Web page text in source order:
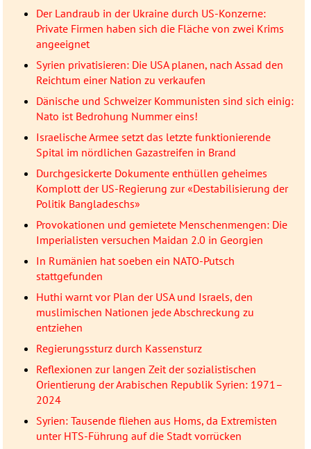
Der Landraub in der Ukraine durch US-Konzerne:
Private Firmen haben sich die Fläche von zwei Krims
angeeignet
Syrien privatisieren: Die USA planen, nach Assad den
Reichtum einer Nation zu verkaufen
Dänische und Schweizer Kommunisten sind sich einig:
Nato ist Bedrohung Nummer eins!
Israelische Armee setzt das letzte funktionierende
Spital im nördlichen Gazastreifen in Brand
Durchgesickerte Dokumente enthüllen geheimes
Komplott der US-Regierung zur «Destabilisierung der
Politik Bangladeschs»
Provokationen und gemietete Menschenmengen: Die
Imperialisten versuchen Maidan 2.0 in Georgien
In Rumänien hat soeben ein NATO-Putsch
stattgefunden
Huthi warnt vor Plan der USA und Israels, den
muslimischen Nationen jede Abschreckung zu
entziehen
Regierungssturz durch Kassensturz
Reflexionen zur langen Zeit der sozialistischen
Orientierung der Arabischen Republik Syrien: 1971–
2024
Syrien: Tausende fliehen aus Homs, da Extremisten
unter HTS-Führung auf die Stadt vorrücken